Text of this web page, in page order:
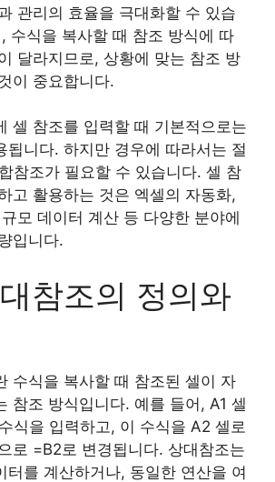
관리의 효율을 극대화할 수 있습
수식을 복사할 때 참조 방식에 따
달라지므로, 상황에 맞는 참조 방
이 중요합니다.
셀 참조를 입력할 때 기본적으로는
됩니다. 하지만 경우에 따라서는 절
참조가 필요할 수 있습니다. 셀 참
고 활용하는 것은 엑셀의 자동화,
모 데이터 계산 등 다양한 분야에
입니다.
참조의 정의와
수식을 복사할 때 참조된 셀이 자
참조 방식입니다. 예를 들어, A1 셀
식을 입력하고, 이 수식을 A2 셀로
로 =B2로 변경됩니다. 상대참조는
터를 계산하거나, 동일한 연산을 여